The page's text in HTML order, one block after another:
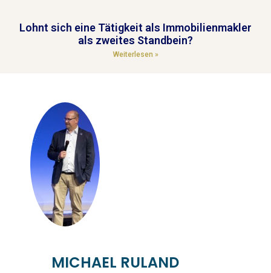
Lohnt sich eine Tätigkeit als Immobilienmakler
als zweites Standbein?
Weiterlesen »
MICHAEL RULAND